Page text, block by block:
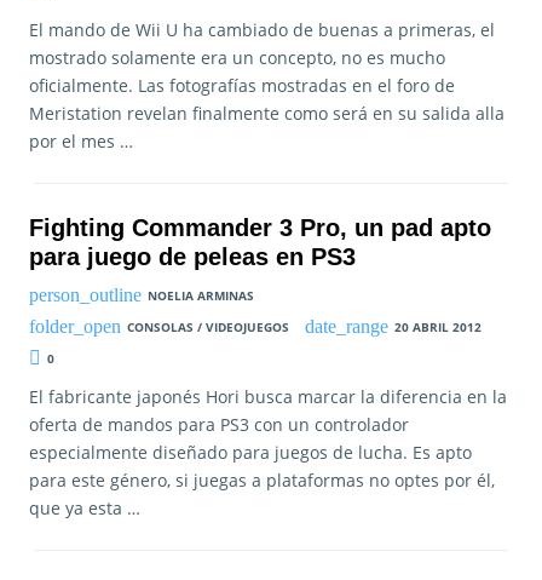
El mando de Wii U ha cambiado de buenas a primeras, el
mostrado solamente era un concepto, no es mucho
oficialmente. Las fotografías mostradas en el foro de
Meristation revelan finalmente como será en su salida alla
por el mes …
Fighting Commander 3 Pro, un pad apto
para juego de peleas en PS3
NOELIA ARMINAS
CONSOLAS / VIDEOJUEGOS
20 ABRIL 2012
0
El fabricante japonés Hori busca marcar la diferencia en la
oferta de mandos para PS3 con un controlador
especialmente diseñado para juegos de lucha. Es apto
para este género, si juegas a plataformas no optes por él,
que ya esta …